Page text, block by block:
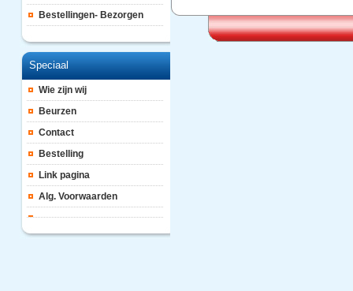
Bestellingen- Bezorgen
Speciaal
Wie zijn wij
Beurzen
Contact
Bestelling
Link pagina
Alg. Voorwaarden